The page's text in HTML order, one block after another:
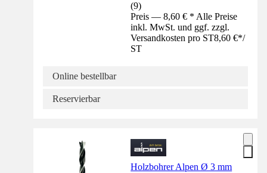
(9)
Preis — 8,60 € * Alle Preise
inkl. MwSt. und ggf. zzgl.
Versandkosten pro ST8,60 €*/
ST
Online bestellbar
Reservierbar
Holzbohrer Alpen Ø 3 mm